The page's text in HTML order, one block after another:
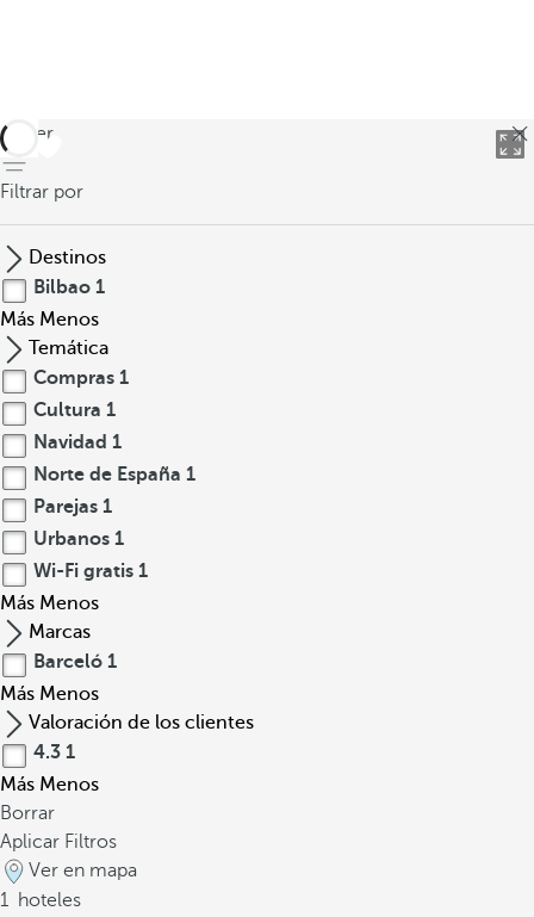
volver
Filtrar por
Destinos
Bilbao 1
Más Menos
Temática
Compras 1
Cultura 1
Navidad 1
Norte de España 1
Parejas 1
Urbanos 1
Wi-Fi gratis 1
Más Menos
Marcas
Barceló 1
Más Menos
Valoración de los clientes
4.3 1
Más Menos
Borrar
Aplicar Filtros
Ver en mapa
1 hoteles